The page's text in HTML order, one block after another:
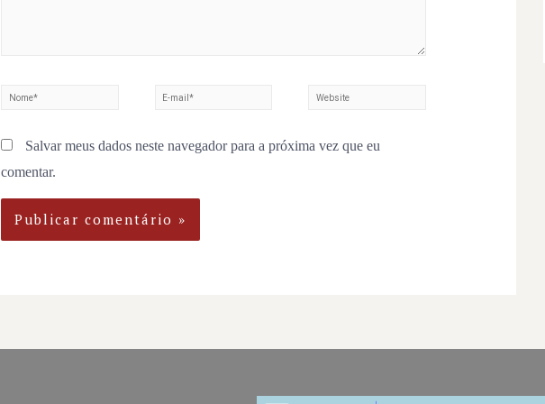
Salvar meus dados neste navegador para a próxima vez que eu
comentar.